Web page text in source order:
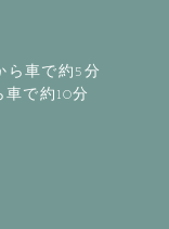
ら車で約5分
で約10分